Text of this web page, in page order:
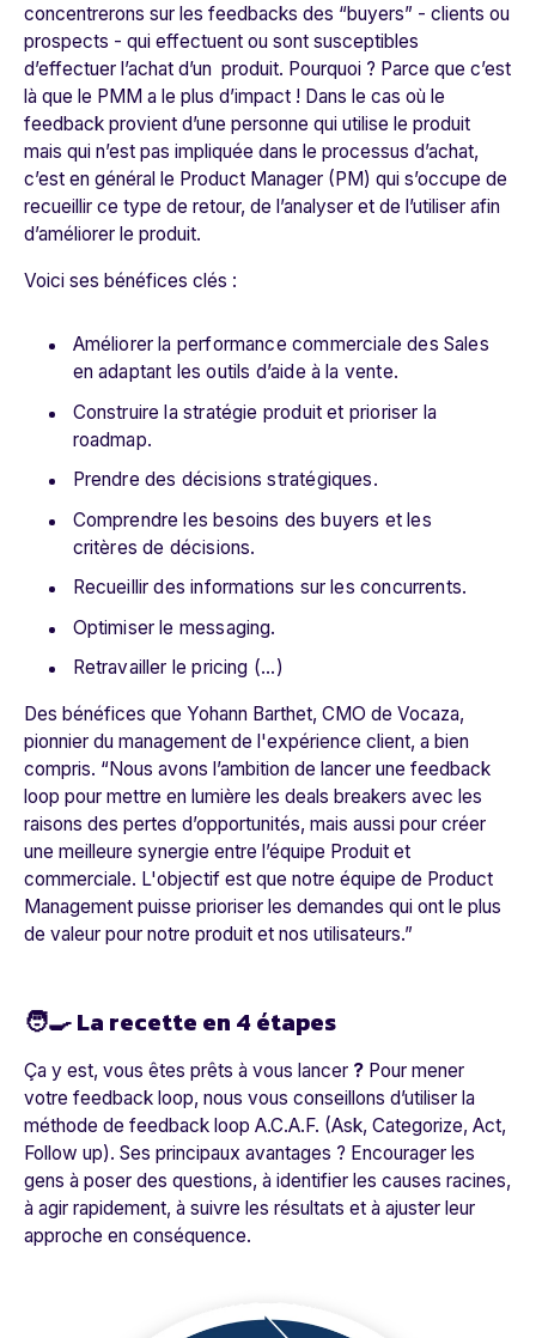
concentrerons sur les feedbacks des “buyers” - clients ou
prospects - qui effectuent ou sont susceptibles
d’effectuer l’achat d’un produit. Pourquoi ? Parce que c’est
là que le PMM a le plus d’impact ! Dans le cas où le
feedback provient d’une personne qui utilise le produit
mais qui n’est pas impliquée dans le processus d’achat,
c’est en général le Product Manager (PM) qui s’occupe de
recueillir ce type de retour, de l’analyser et de l’utiliser afin
d’améliorer le produit.
Voici ses bénéfices clés :
Améliorer la performance commerciale des Sales
en adaptant les outils d’aide à la vente.
Construire la stratégie produit et prioriser la
roadmap.
Prendre des décisions stratégiques.
Comprendre les besoins des buyers et les
critères de décisions.
Recueillir des informations sur les concurrents.
Optimiser le messaging.
Retravailler le pricing (...)
Des bénéfices que Yohann Barthet, CMO de Vocaza,
pionnier du management de l'expérience client, a bien
compris. “Nous avons l’ambition de lancer une feedback
loop pour mettre en lumière les deals breakers avec les
raisons des pertes d’opportunités, mais aussi pour créer
une meilleure synergie entre l’équipe Produit et
commerciale. L'objectif est que notre équipe de Product
Management puisse prioriser les demandes qui ont le plus
de valeur pour notre produit et nos utilisateurs.”
🧑‍🍳 La recette en 4 étapes
Ça y est, vous êtes prêts à vous lancer ? Pour mener
votre feedback loop, nous vous conseillons d’utiliser la
méthode de feedback loop A.C.A.F. (Ask, Categorize, Act,
Follow up). Ses principaux avantages ? Encourager les
gens à poser des questions, à identifier les causes racines,
à agir rapidement, à suivre les résultats et à ajuster leur
approche en conséquence.